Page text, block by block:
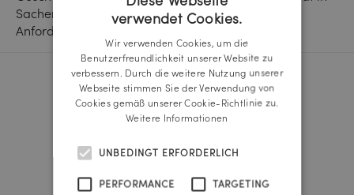
Sachen Text ergänzt sich ausgezeichnet mit den
Anforderungen unserer Kunden.“
Reichl und Partner Linz
A-4020 Linz
Tel.:+43 732 666 222
GERMAN
verwendet Cookies.
Wir verwenden Cookies, um die
Benutzerfreundlichkeit unserer Website zu
verbessern. Durch die weitere Nutzung unserer
Webseite stimmen Sie der Verwendung von
Cookies gemäß unserer Cookie-Richtlinie zu.
Weitere Informationen
UNBEDINGT ERFORDERLICH
PERFORMANCE TARGETING